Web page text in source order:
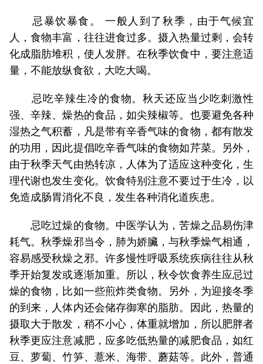
忌暴饮暴食。 一般人到了秋季，由于气候宜
人，食物丰富，往往进食过多。摄入热量过剩，会转
化成脂肪堆积，使人发胖。在秋季饮食中，要注意适
量，不能放纵食欲，大吃大喝。
忌吃辛辣生冷的食物。秋天还应当少吃刺激性
强、辛辣、燥热的食品，如尖辣椒等。也要避免各种
湿热之气积蓄，凡是带有辛香气味的食物，都有散发
的功用，因此提倡吃辛香气味的食物如芹菜。另外，
由于秋季天气由热转凉，人体为了适应这种变化，生
理代谢也发生变化。饮食特别注意不要过于生冷，以
免造成肠胃消化不良，发生各种消化道疾患。
忌吃过燥的食物。中医学认为，苦燥之品易伤津
耗气。秋季燥邪当令，肺为娇臟，与秋季燥气相通，
容易感受秋燥之邪。许多慢性呼吸系统疾病往往从秋
季开始复发或逐渐加重。所以，秋令饮食养生应忌过
燥的食物，比如一些煎炸类食物。另外，为迎接冬季
的到来，人体内还会储存御寒的脂肪。因此，热量的
摄取大于散发，稍不小心，体重就增加，所以肥胖者
秋季更应注意减肥，应多吃低热量的减肥食品，如红
豆、萝蔔、竹笋、薏米、海带、蘑菇等。此外，普通